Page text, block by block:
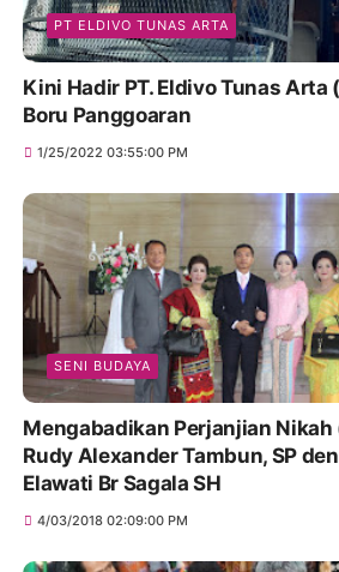
PT ELDIVO TUNAS ARTA
Kini Hadir PT. Eldivo Tunas Arta
Boru Panggoaran
1/25/2022 03:55:00 PM
SENI BUDAYA
Mengabadikan Perjanjian
Rudy Alexander Tambun, SP
Elawati Br Sagala SH
4/03/2018 02:09:00 PM